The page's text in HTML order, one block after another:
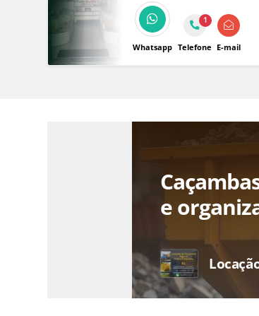
anos de experiência em
somos a sua escolha para
castanhas, mel e farinhas
Whatsapp
1
Telefone E-mail
e